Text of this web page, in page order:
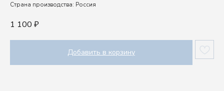
1 100 ₽
Добавить в корзину
Страна производства: Россия